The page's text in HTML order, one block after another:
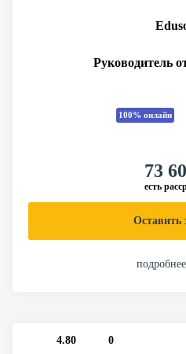
Руководитель
100% онлайн
73
есть
Оставить
подробнее
4.80 0